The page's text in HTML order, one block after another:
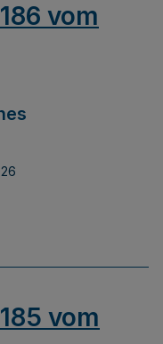
vom
vom